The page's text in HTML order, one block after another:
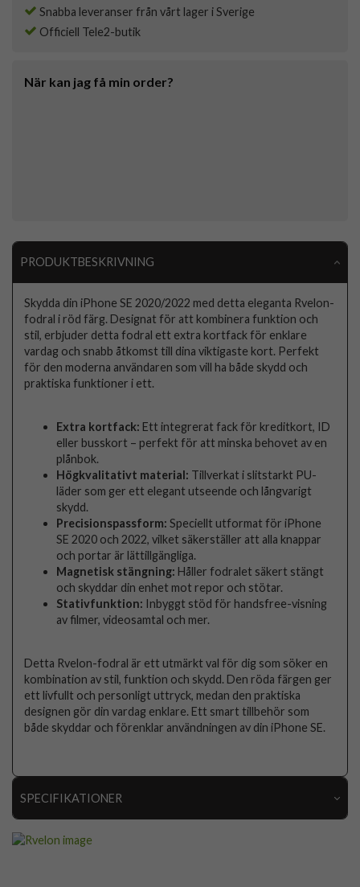
Snabba leveranser från vårt lager i Sverige
Officiell Tele2-butik
När kan jag få min order?
PRODUKTBESKRIVNING
Skydda din iPhone SE 2020/2022 med detta eleganta Rvelon-
fodral i röd färg. Designat för att kombinera funktion och
stil, erbjuder detta fodral ett extra kortfack för enklare
vardag och snabb åtkomst till dina viktigaste kort. Perfekt
för den moderna användaren som vill ha både skydd och
praktiska funktioner i ett.
Extra kortfack: Ett integrerat fack för kreditkort, ID
eller busskort – perfekt för att minska behovet av en
plånbok.
Högkvalitativt material: Tillverkat i slitstarkt PU-
läder som ger ett elegant utseende och långvarigt
skydd.
Precisionspassform: Speciellt utformat för iPhone
SE 2020 och 2022, vilket säkerställer att alla knappar
och portar är lättillgängliga.
Magnetisk stängning: Håller fodralet säkert stängt
och skyddar din enhet mot repor och stötar.
Stativfunktion: Inbyggt stöd för handsfree-visning
av filmer, videosamtal och mer.
Detta Rvelon-fodral är ett utmärkt val för dig som söker en
kombination av stil, funktion och skydd. Den röda färgen ger
ett livfullt och personligt uttryck, medan den praktiska
designen gör din vardag enklare. Ett smart tillbehör som
både skyddar och förenklar användningen av din iPhone SE.
SPECIFIKATIONER